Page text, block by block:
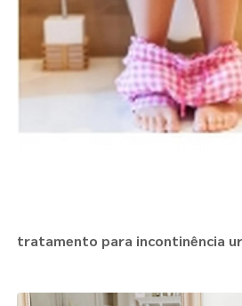
tratamento para incontinência